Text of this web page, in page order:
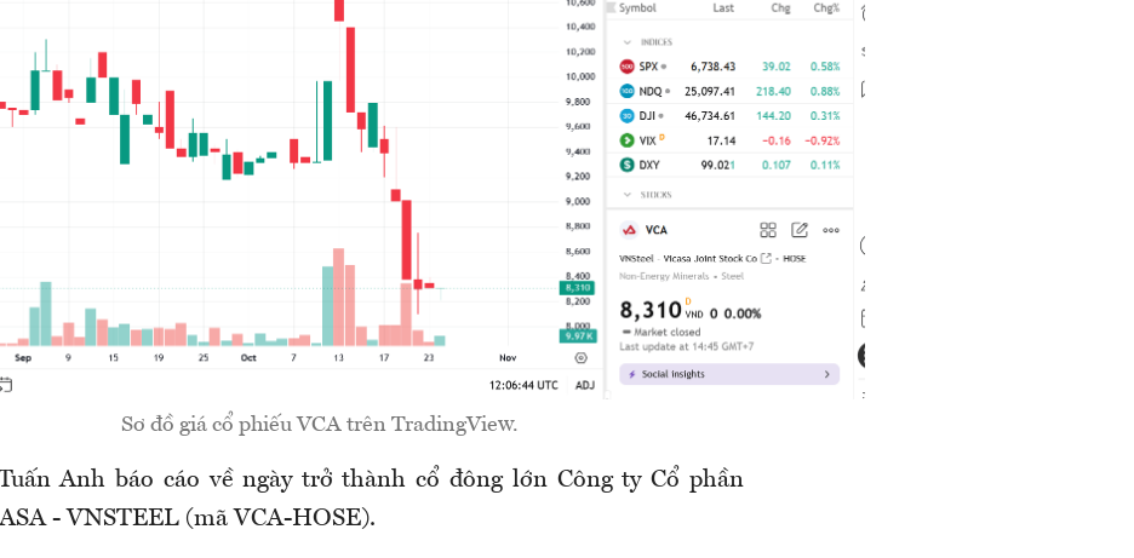
Sơ đồ giá cổ phiếu VCA trên TradingView.
Anh báo cáo về ngày trở thành cổ đông lớn Công ty Cổ phần
- VNSTEEL (mã VCA-HOSE).